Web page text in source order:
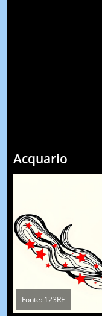
Acquario
Fonte: 123RF